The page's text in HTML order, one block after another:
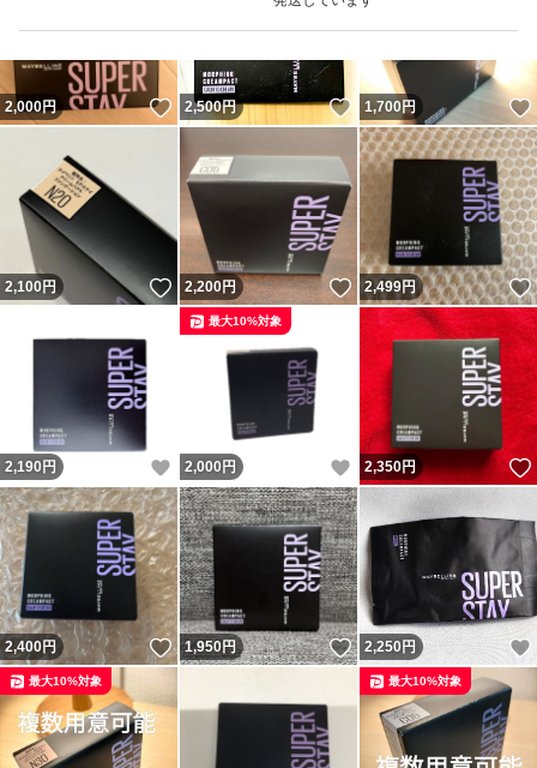
2,000円 いいね！
2,500円 いいね！
1,700円
2,100円 いいね！
2,200円 いいね！
2,499円
2,190 円 いいね！
2,000 円 いいね！
最大10%対象
2,350円
2,400円 いいね！
1,950円 いいね！
2,250円
最大10%対象 最大10%対象